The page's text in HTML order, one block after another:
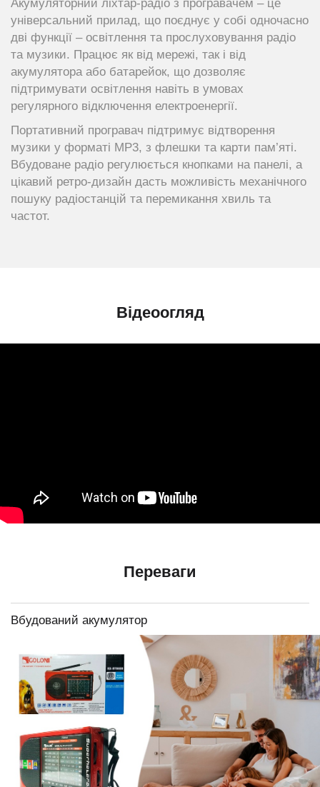
Акумуляторний ліхтар-радіо з програвачем – це
універсальний прилад, що поєднує у собі одночасно
дві функції – освітлення та прослуховування радіо
та музики. Працює як від мережі, так і від
акумулятора або батарейок, що дозволяє
підтримувати освітлення навіть в умовах
регулярного відключення електроенергії.
Портативний програвач підтримує відтворення
музики у форматі MP3, з флешки та карти пам’яті.
Вбудоване радіо регулюється кнопками на панелі, а
цікавий ретро-дизайн дасть можливість механічного
пошуку радіостанцій та перемикання хвиль та
частот.
Відеоогляд
Переваги
Вбудований акумулятор